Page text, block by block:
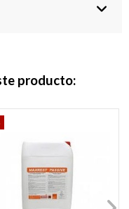
producto: